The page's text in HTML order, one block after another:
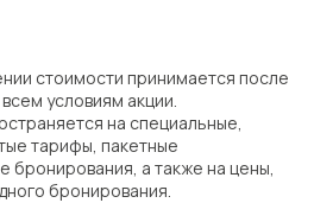
стоимости принимается после
условиям акции.
на специальные,
тарифы, пакетные
бронирования, а также на цены,
бронирования.